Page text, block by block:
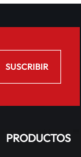
PRODUCTOS